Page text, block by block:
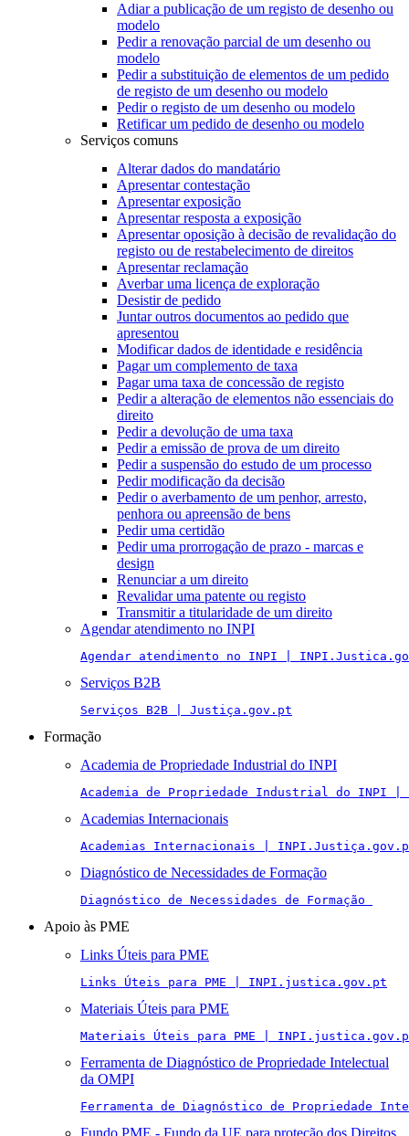
Adiar a publicação de um registo de desenho ou
modelo
Pedir a renovação parcial de um desenho ou
modelo
Pedir a substituição de elementos de um pedido
de registo de um desenho ou modelo
Pedir o registo de um desenho ou modelo
Retificar um pedido de desenho ou modelo
Serviços comuns
Alterar dados do mandatário
Apresentar contestação
Apresentar exposição
Apresentar resposta a exposição
Apresentar oposição à decisão de revalidação do
registo ou de restabelecimento de direitos
Apresentar reclamação
Averbar uma licença de exploração
Desistir de pedido
Juntar outros documentos ao pedido que
apresentou
Modificar dados de identidade e residência
Pagar um complemento de taxa
Pagar uma taxa de concessão de registo
Pedir a alteração de elementos não essenciais do
direito
Pedir a devolução de uma taxa
Pedir a emissão de prova de um direito
Pedir a suspensão do estudo de um processo
Pedir modificação da decisão
Pedir o averbamento de um penhor, arresto,
penhora ou apreensão de bens
Pedir uma certidão
Pedir uma prorrogação de prazo - marcas e
design
Renunciar a um direito
Revalidar uma patente ou registo
Transmitir a titularidade de um direito
Agendar atendimento no INPI
Agendar atendimento no INPI |
Serviços B2B
Serviços B2B | Justiça.gov.pt
Formação
Academia de Propriedade Industrial do INPI
Academia de Propriedade Industrial do INPI
Academias Internacionais
Academias Internacionais |
Diagnóstico de Necessidades de Formação
Diagnóstico de Necessidades de Formação
Apoio às PME
Links Úteis para PME
Links Úteis para PME | INPI.justica.gov.pt
Materiais Úteis para PME
Materiais Úteis para PME |
Ferramenta de Diagnóstico de Propriedade Intelectual
da OMPI
Ferramenta de Diagnóstico de Propriedade
Fundo PME - Fundo da UE para proteção dos Direitos